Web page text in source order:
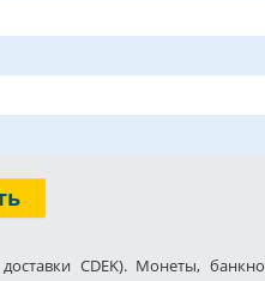
CDEK). Монеты,